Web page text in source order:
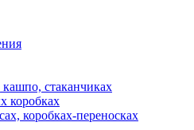
стаканчиках
коробках
коробках-переносках